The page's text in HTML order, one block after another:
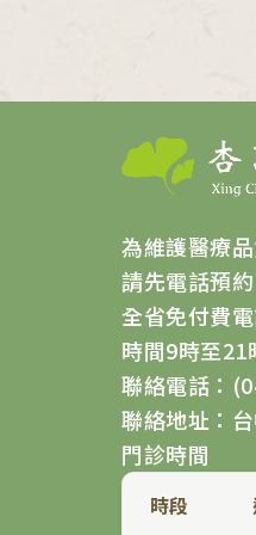
為維護醫療
請先電話預約
全省免付費
時間9時至21
聯絡電話：
聯絡地址：
門診時間
時段